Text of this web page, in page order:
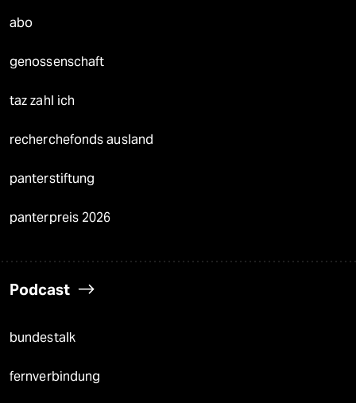
abo
genossenschaft
taz zahl ich
recherchefonds ausland
panterstiftung
panterpreis 2026
Podcast
bundestalk
fernverbindung